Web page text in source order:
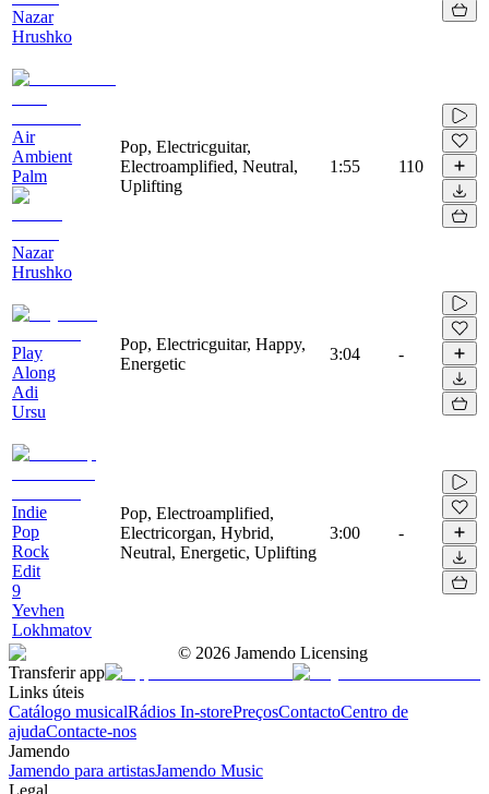
Nazar
Hrushko
Air
Ambient
Palm
Nazar
Hrushko
Pop, Electricguitar,
Electroamplified, Neutral,
Uplifting
1:55 110
Play
Along
Adi
Ursu
Pop, Electricguitar, Happy,
Energetic
3:04 -
Indie
Pop
Rock
Edit
9
Yevhen
Lokhmatov
Pop, Electroamplified,
Electricorgan, Hybrid,
Neutral, Energetic, Uplifting
3:00 -
© 2026 Jamendo Licensing
Transferir app
Links úteis
Catálogo musicalRádios In-storePreçosContactoCentro de
ajudaContacte-nos
Jamendo
Jamendo para artistasJamendo Music
Legal